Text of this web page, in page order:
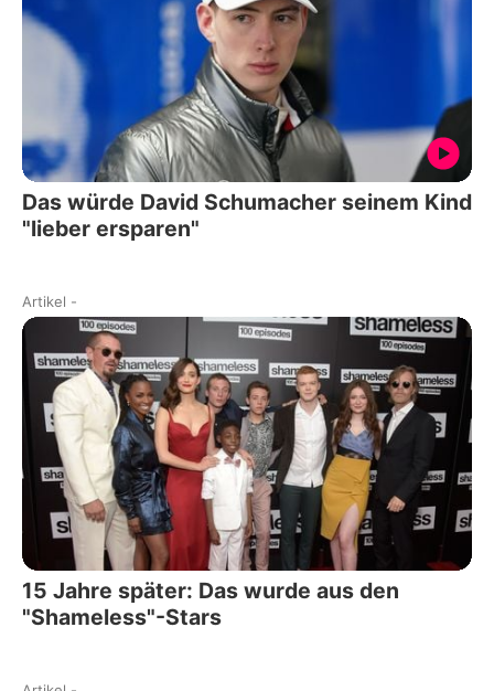
Das würde David Schumacher seinem Kind
"lieber ersparen"
Artikel -
15 Jahre später: Das wurde aus den
"Shameless"-Stars